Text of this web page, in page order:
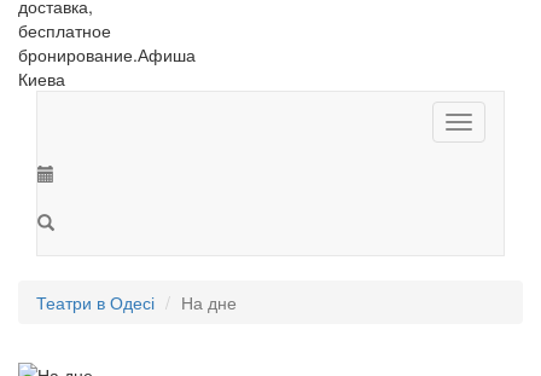
Toggle
navigation
Театри в Одесі На дне